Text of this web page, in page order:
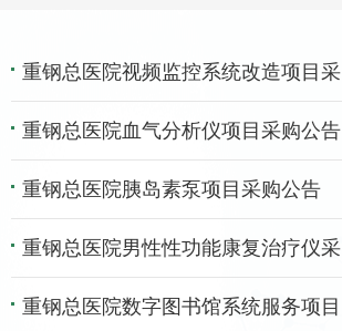
重钢总医院血气分析仪项目采购公告
重钢总医院胰岛素泵项目采购公告